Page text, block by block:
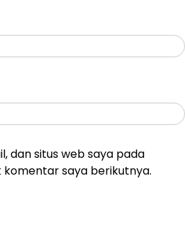
dan situs web saya pada
saya berikutnya.